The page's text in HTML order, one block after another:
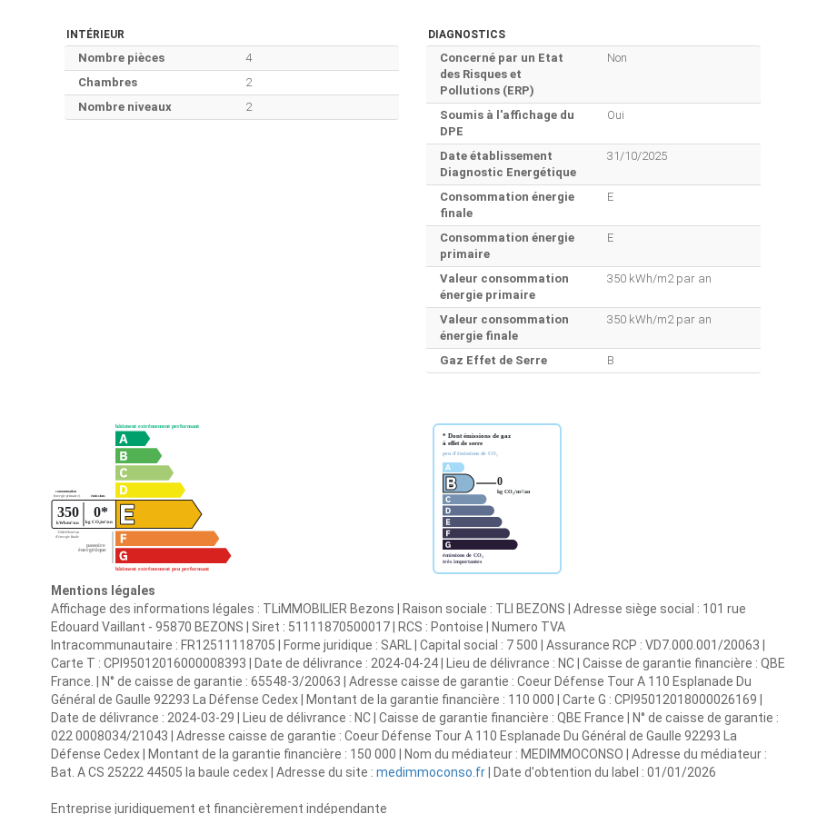
INTÉRIEUR
Nombre pièces
4
Chambres
2
Nombre niveaux
2
DIAGNOSTICS
Concerné par un Etat
des Risques et
Pollutions (ERP)
Non
Soumis à l'affichage du
DPE
Oui
Date établissement
Diagnostic Energétique
31/10/2025
Consommation énergie
finale
E
Consommation énergie
primaire
E
Valeur consommation
énergie primaire
350 kWh/m2 par an
Valeur consommation
énergie finale
350 kWh/m2 par an
Gaz Effet de Serre B
Mentions légales
Affichage des informations légales : TLiMMOBILIER Bezons | Raison sociale : TLI BEZONS | Adresse siège social : 101 rue
Edouard Vaillant - 95870 BEZONS | Siret : 51111870500017 | RCS : Pontoise | Numero TVA
Intracommunautaire : FR12511118705 | Forme juridique : SARL | Capital social : 7 500 | Assurance RCP : VD7.000.001/20063 |
Carte T : CPI95012016000008393 | Date de délivrance : 2024-04-24 | Lieu de délivrance : NC | Caisse de garantie financière : QBE
France. | N° de caisse de garantie : 65548-3/20063 | Adresse caisse de garantie : Coeur Défense Tour A 110 Esplanade Du
Général de Gaulle 92293 La Défense Cedex | Montant de la garantie financière : 110 000 | Carte G : CPI95012018000026169 |
Date de délivrance : 2024-03-29 | Lieu de délivrance : NC | Caisse de garantie financière : QBE France | N° de caisse de garantie :
022 0008034/21043 | Adresse caisse de garantie : Coeur Défense Tour A 110 Esplanade Du Général de Gaulle 92293 La
Défense Cedex | Montant de la garantie financière : 150 000 | Nom du médiateur : MEDIMMOCONSO | Adresse du médiateur :
Bat. A CS 25222 44505 la baule cedex | Adresse du site : medimmoconso.fr | Date d'obtention du label : 01/01/2026
Entreprise juridiquement et financièrement indépendante